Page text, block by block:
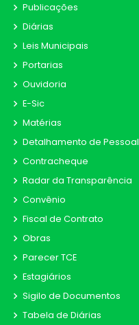
Publicações
Diárias
Leis Municipais
Portarias
Ouvidoria
E-Sic
Matérias
Detalhamento de Pessoal
Contracheque
Radar da Transparência
Convênio
Fiscal de Contrato
Obras
Parecer TCE
Estagiários
Sigilo de Documentos
Tabela de Diárias